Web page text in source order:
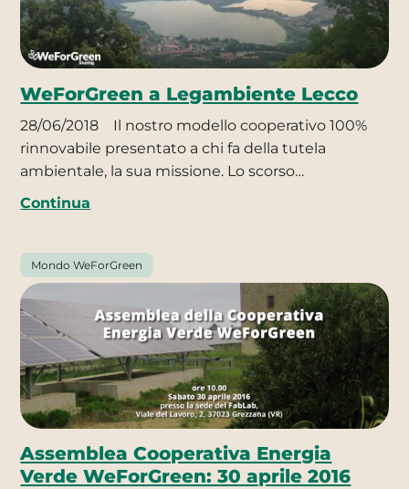
WeForGreen a Legambiente Lecco
28/06/2018
Il nostro modello cooperativo 100%
rinnovabile presentato a chi fa della tutela
ambientale, la sua missione. Lo scorso…
Continua
Mondo WeForGreen
Assemblea Cooperativa Energia
Verde WeForGreen: 30 aprile 2016